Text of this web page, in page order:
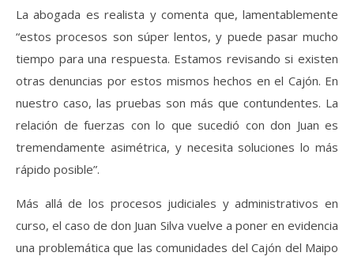
La abogada es realista y comenta que, lamentablemente
“estos procesos son súper lentos, y puede pasar mucho
tiempo para una respuesta. Estamos revisando si existen
otras denuncias por estos mismos hechos en el Cajón. En
nuestro caso, las pruebas son más que contundentes. La
relación de fuerzas con lo que sucedió con don Juan es
tremendamente asimétrica, y necesita soluciones lo más
rápido posible”.
Más allá de los procesos judiciales y administrativos en
curso, el caso de don Juan Silva vuelve a poner en evidencia
una problemática que las comunidades del Cajón del Maipo